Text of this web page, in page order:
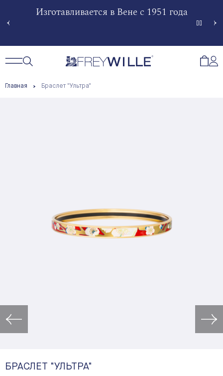
Изготавливается в Вене с 1951 года
Открыть / Закрыть навигацию
Открытый поиск
Главная Браслет "Ультра"
БРАСЛЕТ "УЛЬТРА"